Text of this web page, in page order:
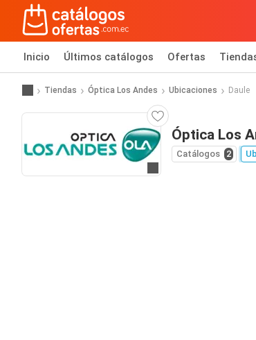
Inicio Últimos catálogos Ofertas
Tiendas Óptica Los Andes Ubicaciones Daule
Óptica Los
Catálogos 2